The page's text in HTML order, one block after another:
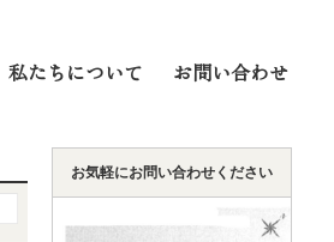
私たちについて お問い合わせ
会員登録 ログイン
お気軽にお問い合わせください